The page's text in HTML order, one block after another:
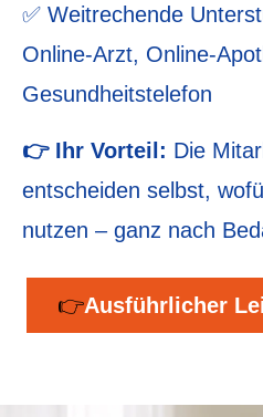
✅ Weitrechende
Online-Arzt, Online-
Gesundheitstelefon
👉 Ihr Vorteil: Die
entscheiden selbst,
nutzen – ganz nach
👉Ausführlicher